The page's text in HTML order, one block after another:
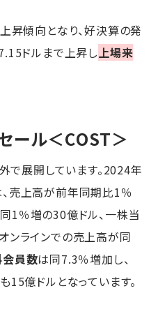
昇傾向となり、好決算の発
ドルまで上昇し上場来
ール＜COST＞
展開しています。2024年
売上高が前年同期比1％
1％増の30億ドル、一株当
ンラインでの売上高が同
員数は同7.3％増加し、
15億ドルとなっています。